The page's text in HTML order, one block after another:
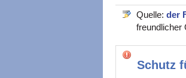
Quelle: der
freundlicher
Schutz